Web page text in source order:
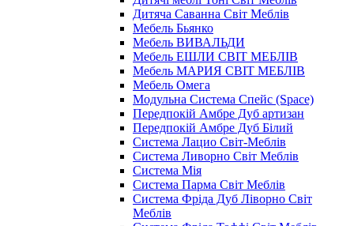
Дитяча Саванна Світ Меблів
Мебель Бьянко
Мебель ВИВАЛЬДИ
Мебель ЕШЛИ СВІТ МЕБЛІВ
Мебель МАРИЯ СВІТ МЕБЛІВ
Мебель Омега
Модульна Cистема Спейс (Space)
Передпокій Амбре Дуб артизан
Передпокій Амбре Дуб Білий
Система Лацио Світ-Меблів
Система Ливорно Світ Меблів
Система Мія
Система Парма Свiт Меблiв
Система Фріда Дуб Ліворно Світ
Меблів